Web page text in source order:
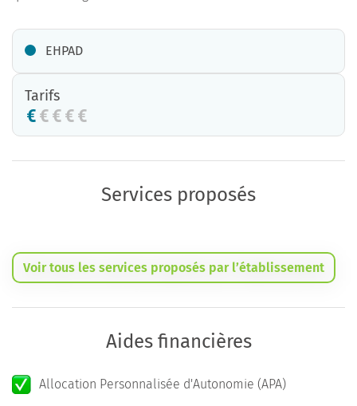
EHPAD
Tarifs
Services proposés
Voir tous les services proposés par l’établissement
Aides financières
Allocation Personnalisée d'Autonomie (APA)